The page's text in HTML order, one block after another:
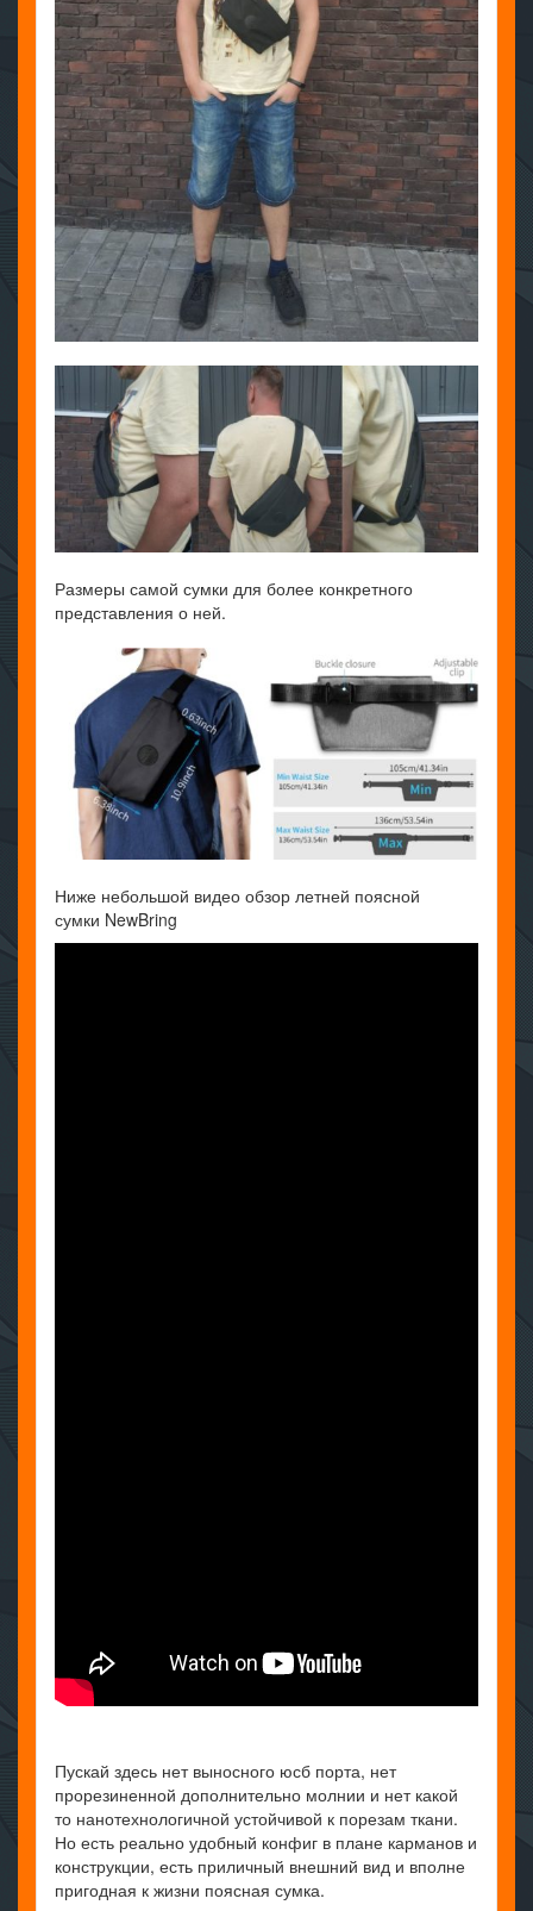
Размеры самой сумки для более конкретного
представления о ней.
Ниже небольшой видео обзор летней поясной
сумки NewBring
Пускай здесь нет выносного юсб порта, нет
прорезиненной дополнительно молнии и нет какой
то нанотехнологичной устойчивой к порезам ткани.
Но есть реально удобный конфиг в плане карманов и
конструкции, есть приличный внешний вид и вполне
пригодная к жизни поясная сумка.